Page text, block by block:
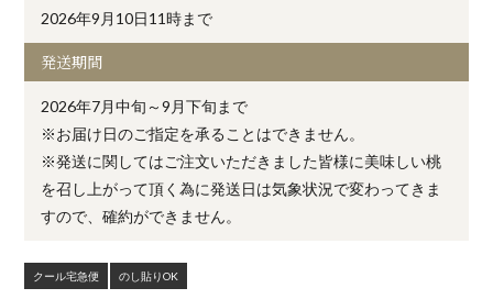
2026年9月10日11時まで
発送期間
2026年7月中旬～9月下旬まで
※お届け日のご指定を承ることはできません。
※発送に関してはご注文いただきました皆様に美味しい桃
を召し上がって頂く為に発送日は気象状況で変わってきま
すので、確約ができません。
クール宅急便 のし貼りOK